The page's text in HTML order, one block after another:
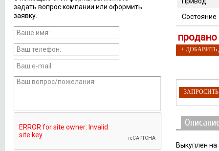
задать вопрос компании или оформить
заявку.
Состояние
продано
+
Выкуплен